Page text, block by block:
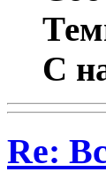
С
Re: